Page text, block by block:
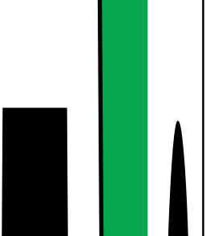
klarhed fra den 6,1" Super
fra Ceramic Shield 2, kraften fra
MP Fusion-kamera, i én pålidelig
klarhed fra den 6,1" Super
fra Ceramic Shield 2, kraften fra
MP Fusion-kamera, i én pålidelig
Læs mere om produktet